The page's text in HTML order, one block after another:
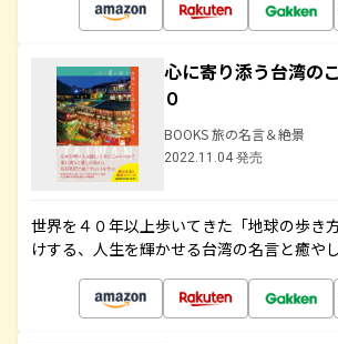
心に寄り添う台湾の
０
BOOKS 旅の名言＆絶景
2022.11.04 発売
世界を４０年以上歩いてきた「地球の歩き
けする、人生を輝かせる台湾の名言と癒や